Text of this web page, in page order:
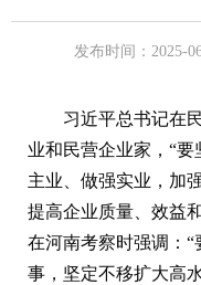
发布时间：2025-
习近平总书记在
业和民营企业家，“
主业、做强实业，加
提高企业质量、效益
在河南考察时强调：
事，坚定不移扩大高